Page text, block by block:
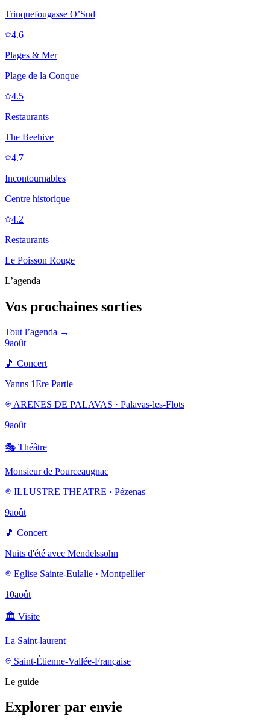
Trinquefougasse O’Sud
4.6
Plages & Mer
Plage de la Conque
4.5
Restaurants
The Beehive
4.7
Incontournables
Centre historique
4.2
Restaurants
Le Poisson Rouge
L’agenda
Vos prochaines sorties
Tout l’agenda →
9août
🎵 Concert
Yanns 1Ere Partie
ARENES DE PALAVAS · Palavas-les-Flots
9août
🎭 Théâtre
Monsieur de Pourceaugnac
ILLUSTRE THEATRE · Pézenas
9août
🎵 Concert
Nuits d'été avec Mendelssohn
Eglise Sainte-Eulalie · Montpellier
10août
🏛️ Visite
La Saint-laurent
Saint-Étienne-Vallée-Française
Le guide
Explorer par envie